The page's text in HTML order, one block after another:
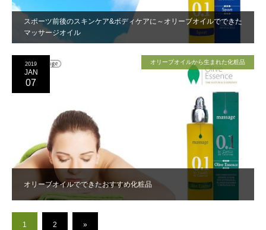
スポーツ前後のスキンケア&ボディケアに～オリーブオイルでできた
マッサージオイル
オリーブオイルでできたおすすめ化粧品
2019
JAN
07
オリーブオイルから生まれた化粧品
1 2 »